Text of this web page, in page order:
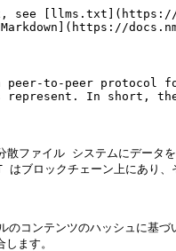
see
peer-to-peer
represent. In short,
システムにデータを保存
ブロックチェーン上にあり
のコンテンツのハッシュに基
ます。